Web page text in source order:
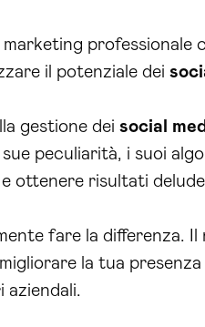
marketing professionale
il potenziale dei
gestione dei social
peculiarità, i suoi
ottenere risultati
fare la differenza.
la tua